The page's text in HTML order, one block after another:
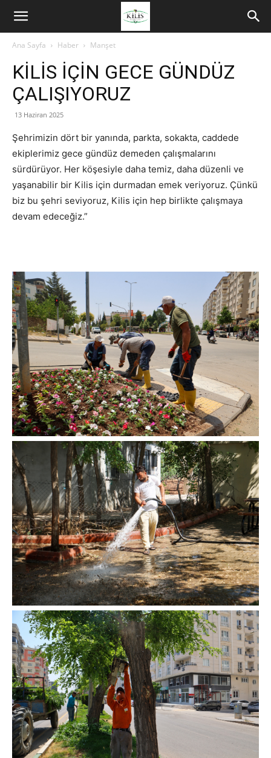
Ana Sayfa Haber Manşet
KİLİS İÇİN GECE GÜNDÜZ
ÇALIŞIYORUZ
13 Haziran 2025
Şehrimizin dört bir yanında, parkta, sokakta, caddede
ekiplerimiz gece gündüz demeden çalışmalarını
sürdürüyor. Her köşesiyle daha temiz, daha düzenli ve
yaşanabilir bir Kilis için durmadan emek veriyoruz. Çünkü
biz bu şehri seviyoruz, Kilis için hep birlikte çalışmaya
devam edeceğiz.”